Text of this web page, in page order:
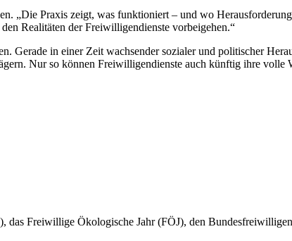
„Die Praxis zeigt, was funktioniert – und wo
Realitäten der Freiwilligendienste vorbeigehen.“
Gerade in einer Zeit wachsender sozialer und politischer
Nur so können Freiwilligendienste auch künftig ihre volle
das Freiwillige Ökologische Jahr (FÖJ), den